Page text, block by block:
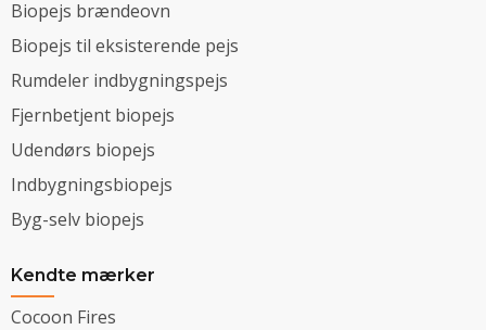
Biopejs brændeovn
Biopejs til eksisterende pejs
Rumdeler indbygningspejs
Fjernbetjent biopejs
Udendørs biopejs
Indbygningsbiopejs
Byg-selv biopejs
Kendte mærker
Cocoon Fires